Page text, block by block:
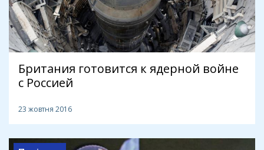
Британия готовится к ядерной войне
с Россией
23 жовтня 2016